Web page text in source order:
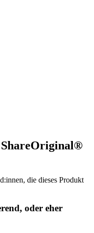
die dieses Produkt
oder eher